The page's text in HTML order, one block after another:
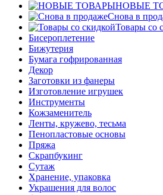
НОВЫЕ
Снова в
Товары со
Бисероплетение
Бижутерия
Бумага гофрированная
Декор
Заготовки из фанеры
Изготовление игрушек
Инструменты
Кожзаменитель
Ленты, кружево, тесьма
Пенопластовые основы
Пряжа
Скрапбукинг
Сутаж
Хранение, упаковка
Украшения для волос